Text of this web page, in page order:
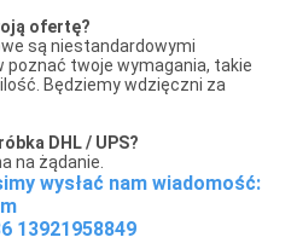
ofertę?
są niestandardowymi
poznać twoje wymagania, takie
Będziemy wdzięczni za
DHL / UPS?
na żądanie.
wysłać nam wiadomość:
13921958849